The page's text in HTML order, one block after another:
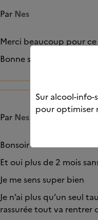
Par Nes
Merci beaucoup pour
Bonne soirée
Par Nes
Bonsoir
Et oui plus de 2 mois
Je me sens super bien
Je n’ai plus qu’un seul
rassurée tout va rentrer
Sur alcool-info-
pour optimiser